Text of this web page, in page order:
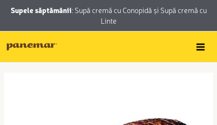
Supele săptămânii:Supă cremă cu Conopidă și Supă cremă cu
Linte